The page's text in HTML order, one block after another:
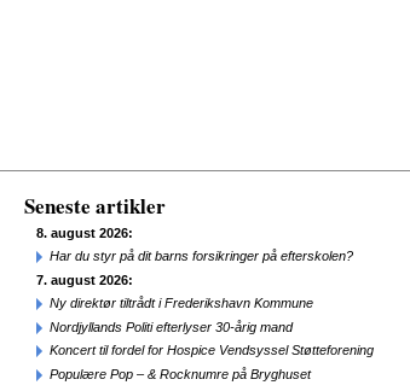
Seneste artikler
8. august 2026:
Har du styr på dit barns forsikringer på efterskolen?
7. august 2026:
Ny direktør tiltrådt i Frederikshavn Kommune
Nordjyllands Politi efterlyser 30-årig mand
Koncert til fordel for Hospice Vendsyssel Støtteforening
Populære Pop – & Rocknumre på Bryghuset